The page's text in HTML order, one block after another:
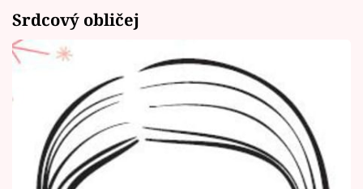
Srdcový obličej